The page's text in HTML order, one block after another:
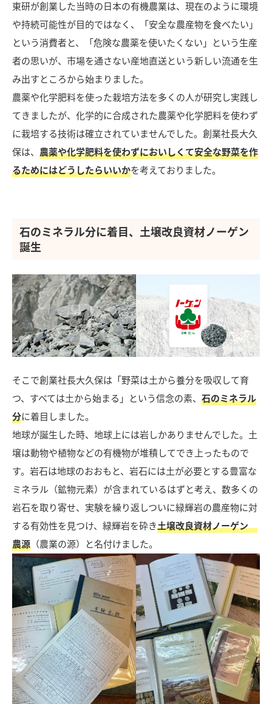
東研が創業した当時の日本の有機農業は、現在のように環境
や持続可能性が目的ではなく、「安全な農産物を食べたい」
という消費者と、「危険な農薬を使いたくない」という生産
者の思いが、市場を通さない産地直送という新しい流通を生
み出すところから始まりました。
農薬や化学肥料を使った栽培方法を多くの人が研究し実践し
てきましたが、化学的に合成された農薬や化学肥料を使わず
に栽培する技術は確立されていませんでした。創業社長大久
保は、 農薬や化学肥料を使わずにおいしくて安全な野菜を作
るためにはどうしたらいいかを考えておりました。
石のミネラル分に着目、土壌改良資材ノーゲン
誕生
そこで創業社長大久保は「野菜は土から養分を吸収して育
つ、すべては土から始まる」という信念の素、 石のミネラル
分に着目しました。
地球が誕生した時、地球上には岩しかありませんでした。土
壌は動物や植物などの有機物が堆積してでき上ったもので
す。岩石は地球のおおもと、岩石には土が必要とする豊富な
ミネラル（鉱物元素）が含まれているはずと考え、数多くの
岩石を取り寄せ、実験を繰り返しついに緑輝岩の農産物に対
する有効性を見つけ、緑輝岩を砕き土壌改良資材ノーゲン
農源 （農業の源）と名付けました。